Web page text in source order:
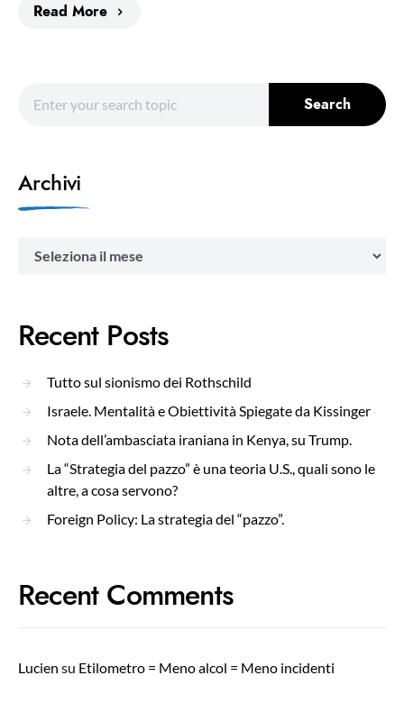
Read More
Search
Archivi
Recent Posts
Tutto sul sionismo dei Rothschild
Israele. Mentalità e Obiettività Spiegate da Kissinger
Nota dell’ambasciata iraniana in Kenya, su Trump.
La “Strategia del pazzo” è una teoria U.S., quali sono le
altre, a cosa servono?
Foreign Policy: La strategia del “pazzo”.
Recent Comments
Lucien su Etilometro = Meno alcol = Meno incidenti